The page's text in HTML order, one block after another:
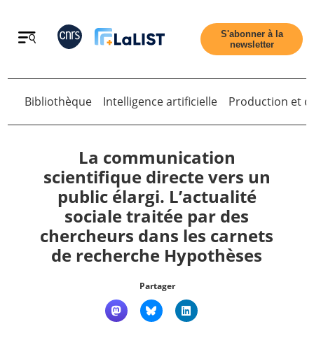
Retour
Tous les articles
S'abonner à la
newsletter
Retour
Bibliothèque Intelligence artificielle Production et
La communication
scientifique directe vers un
public élargi. L’actualité
sociale traitée par des
chercheurs dans les carnets
de recherche Hypothèses
Partager